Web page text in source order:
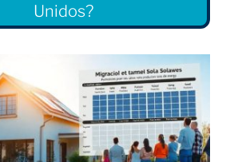
Unidos?